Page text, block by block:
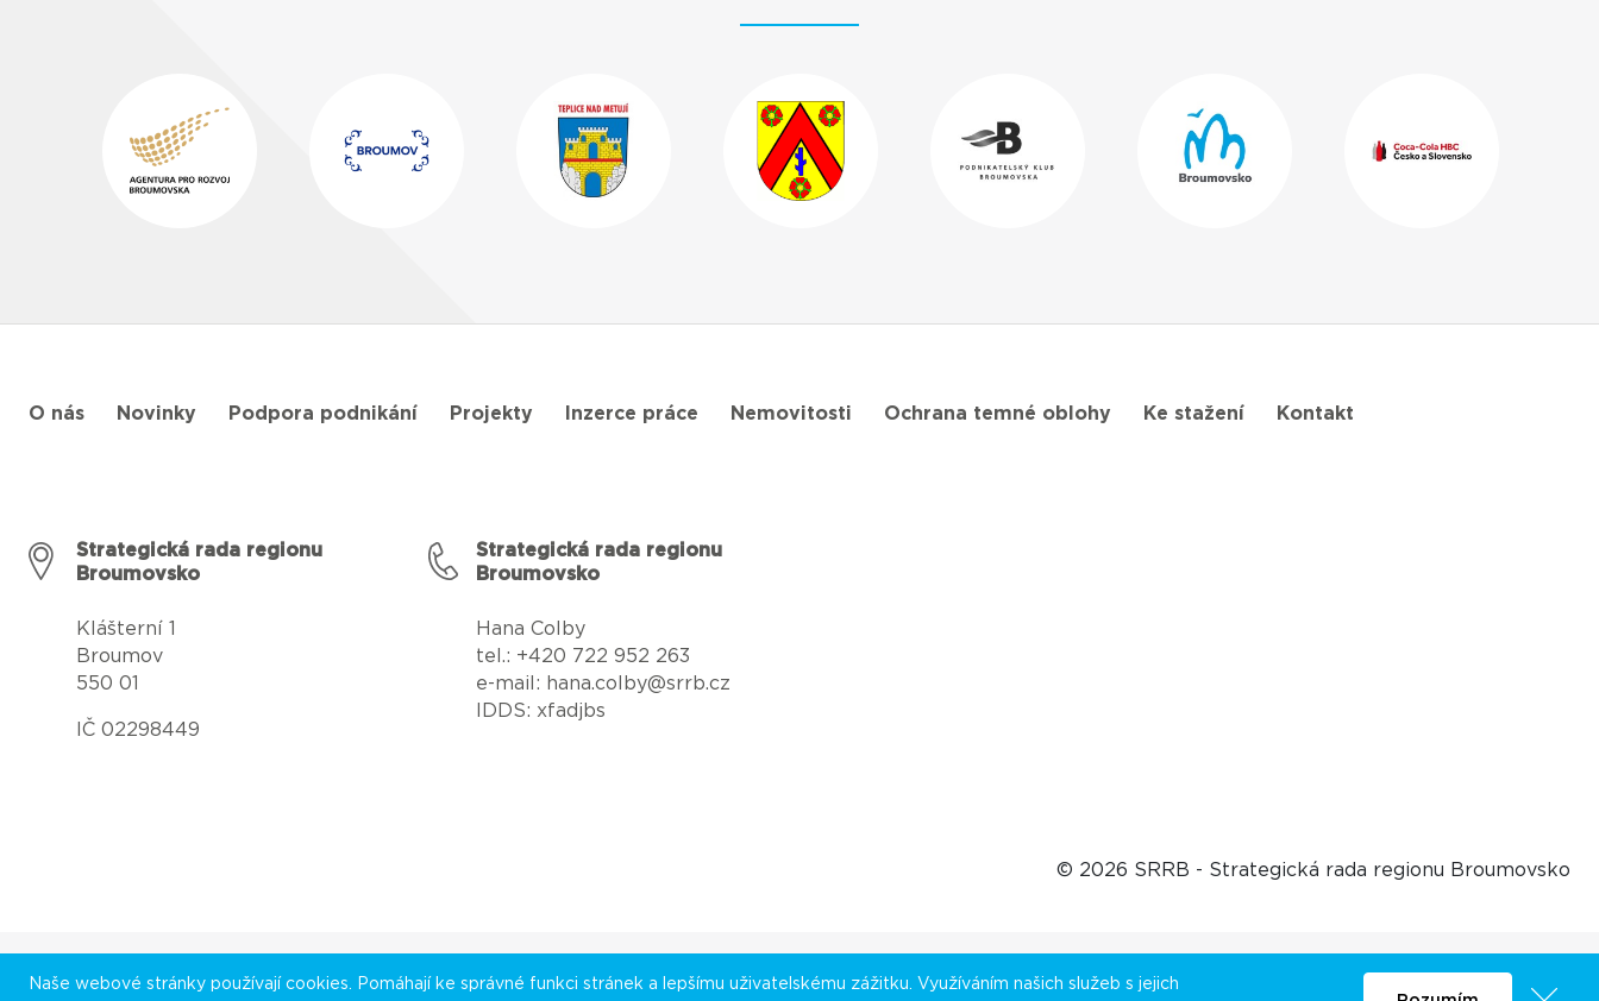
O nás Novinky Podpora podnikání Projekty Inzerce práce Nemovitosti Ochrana temné oblohy Ke stažení Kontakt
Strategická rada regionu
Broumovsko
Klášterní 1
Broumov
550 01
IČ 02298449
Strategická rada regionu
Broumovsko
Hana Colby
tel.: +420 722 952 263
e-mail: hana.colby@srrb.cz
IDDS: xfadjbs
© 2026 SRRB - Strategická rada regionu Broumovsko
Naše webové stránky používají cookies. Pomáhají ke správné funkci stránek a lepšímu uživatelskému zážitku. Využíváním našich služeb s jejich